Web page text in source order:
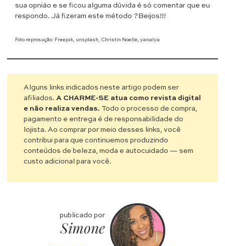
sua opnião e se ficou alguma dúvida é só comentar que eu
respondo. Já fizeram este método ?Beijos!!!
Foto reprosução: Freepik, unsplash, Christin Noelle, yanalya
Alguns links indicados neste artigo podem ser
afiliados.A CHARME-SE atua como revista digital
e não realiza vendas. Todo o processo de compra,
pagamento e entrega é de responsabilidade do
lojista. Ao comprar por meio desses links, você
contribui para que continuemos produzindo
conteúdos de beleza, moda e autocuidado — sem
custo adicional para você.
publicado por
Simone